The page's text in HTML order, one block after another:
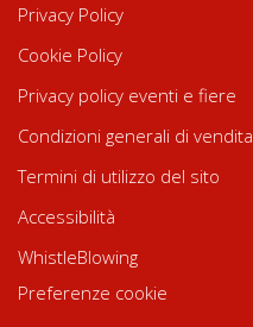
Privacy Policy
Cookie Policy
Privacy policy eventi e fiere
Condizioni generali di vendita
Termini di utilizzo del sito
Accessibilità
WhistleBlowing
Preferenze cookie